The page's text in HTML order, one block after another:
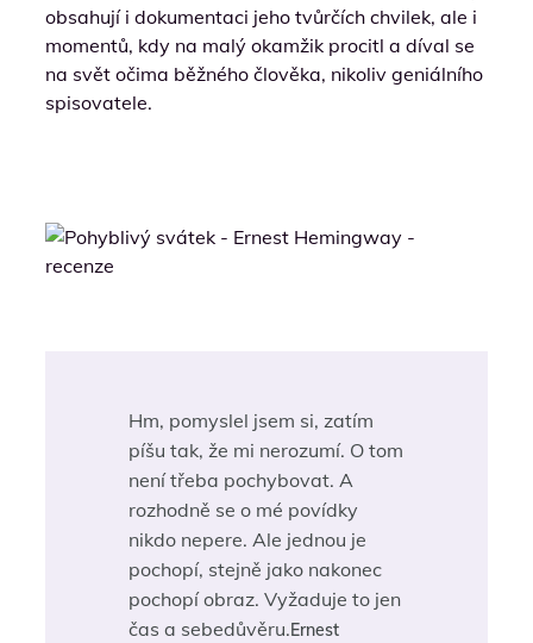
obsahují i dokumentaci jeho tvůrčích chvilek, ale i
momentů, kdy na malý okamžik procitl a díval se
na svět očima běžného člověka, nikoliv geniálního
spisovatele.
Hm, pomyslel jsem si, zatím
píšu tak, že mi nerozumí. O tom
není třeba pochybovat. A
rozhodně se o mé povídky
nikdo nepere. Ale jednou je
pochopí, stejně jako nakonec
pochopí obraz. Vyžaduje to jen
čas a sebedůvěru.Ernest